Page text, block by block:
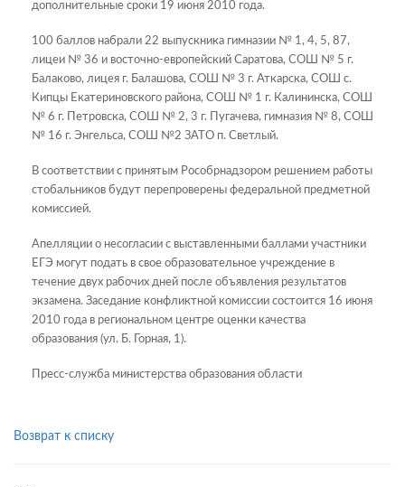
дополнительные сроки 19 июня 2010 года.
100 баллов набрали 22 выпускника гимназии № 1, 4, 5, 87,
лицеи № 36 и восточно-европейский Саратова, СОШ № 5 г.
Балаково, лицея г. Балашова, СОШ № 3 г. Аткарска, СОШ с.
Кипцы Екатериновского района, СОШ № 1 г. Калининска, СОШ
№ 6 г. Петровска, СОШ № 2, 3 г. Пугачева, гимназия № 8, СОШ
№ 16 г. Энгельса, СОШ №2 ЗАТО п. Светлый.
В соответствии с принятым Рособрнадзором решением работы
стобальников будут перепроверены федеральной предметной
комиссией.
Апелляции о несогласии с выставленными баллами участники
ЕГЭ могут подать в свое образовательное учреждение в
течение двух рабочих дней после объявления результатов
экзамена. Заседание конфликтной комиссии состоится 16 июня
2010 года в региональном центре оценки качества
образования (ул. Б. Горная, 1).
Пресс-служба министерства образования области
Возврат к списку